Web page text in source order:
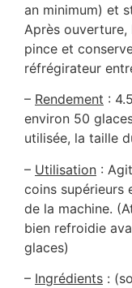
an minimum) et
Après ouverture,
pince et
réfrégirateur
– Rendement :
environ 50
utilisée, la taille
– Utilisation :
coins supérieurs
de la machine.
bien refroidie
glaces)
– Ingrédients :